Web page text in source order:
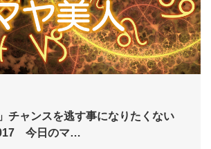
ャンスを逃す事になりたくない
今日のマ…